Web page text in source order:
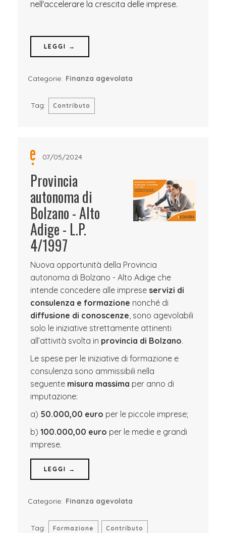
nell'accelerare la crescita delle imprese.
LEGGI →
Categorie: Finanza agevolata
Tag: Contributo
07/05/2024
Provincia
autonoma di
Bolzano - Alto
Adige - L.P.
4/1997
Nuova opportunità della Provincia
autonoma di Bolzano - Alto Adige che
intende concedere alle imprese servizi di
consulenza e formazione nonché di
diffusione di conoscenze, sono agevolabili
solo le iniziative strettamente attinenti
all’attività svolta in provincia di Bolzano.
Le spese per le iniziative di formazione e
consulenza sono ammissibili nella
seguente misura massima per anno di
imputazione:
a) 50.000,00 euro per le piccole imprese;
b) 100.000,00 euro per le medie e grandi
imprese.
LEGGI →
Categorie: Finanza agevolata
Tag: Formazione Contributo